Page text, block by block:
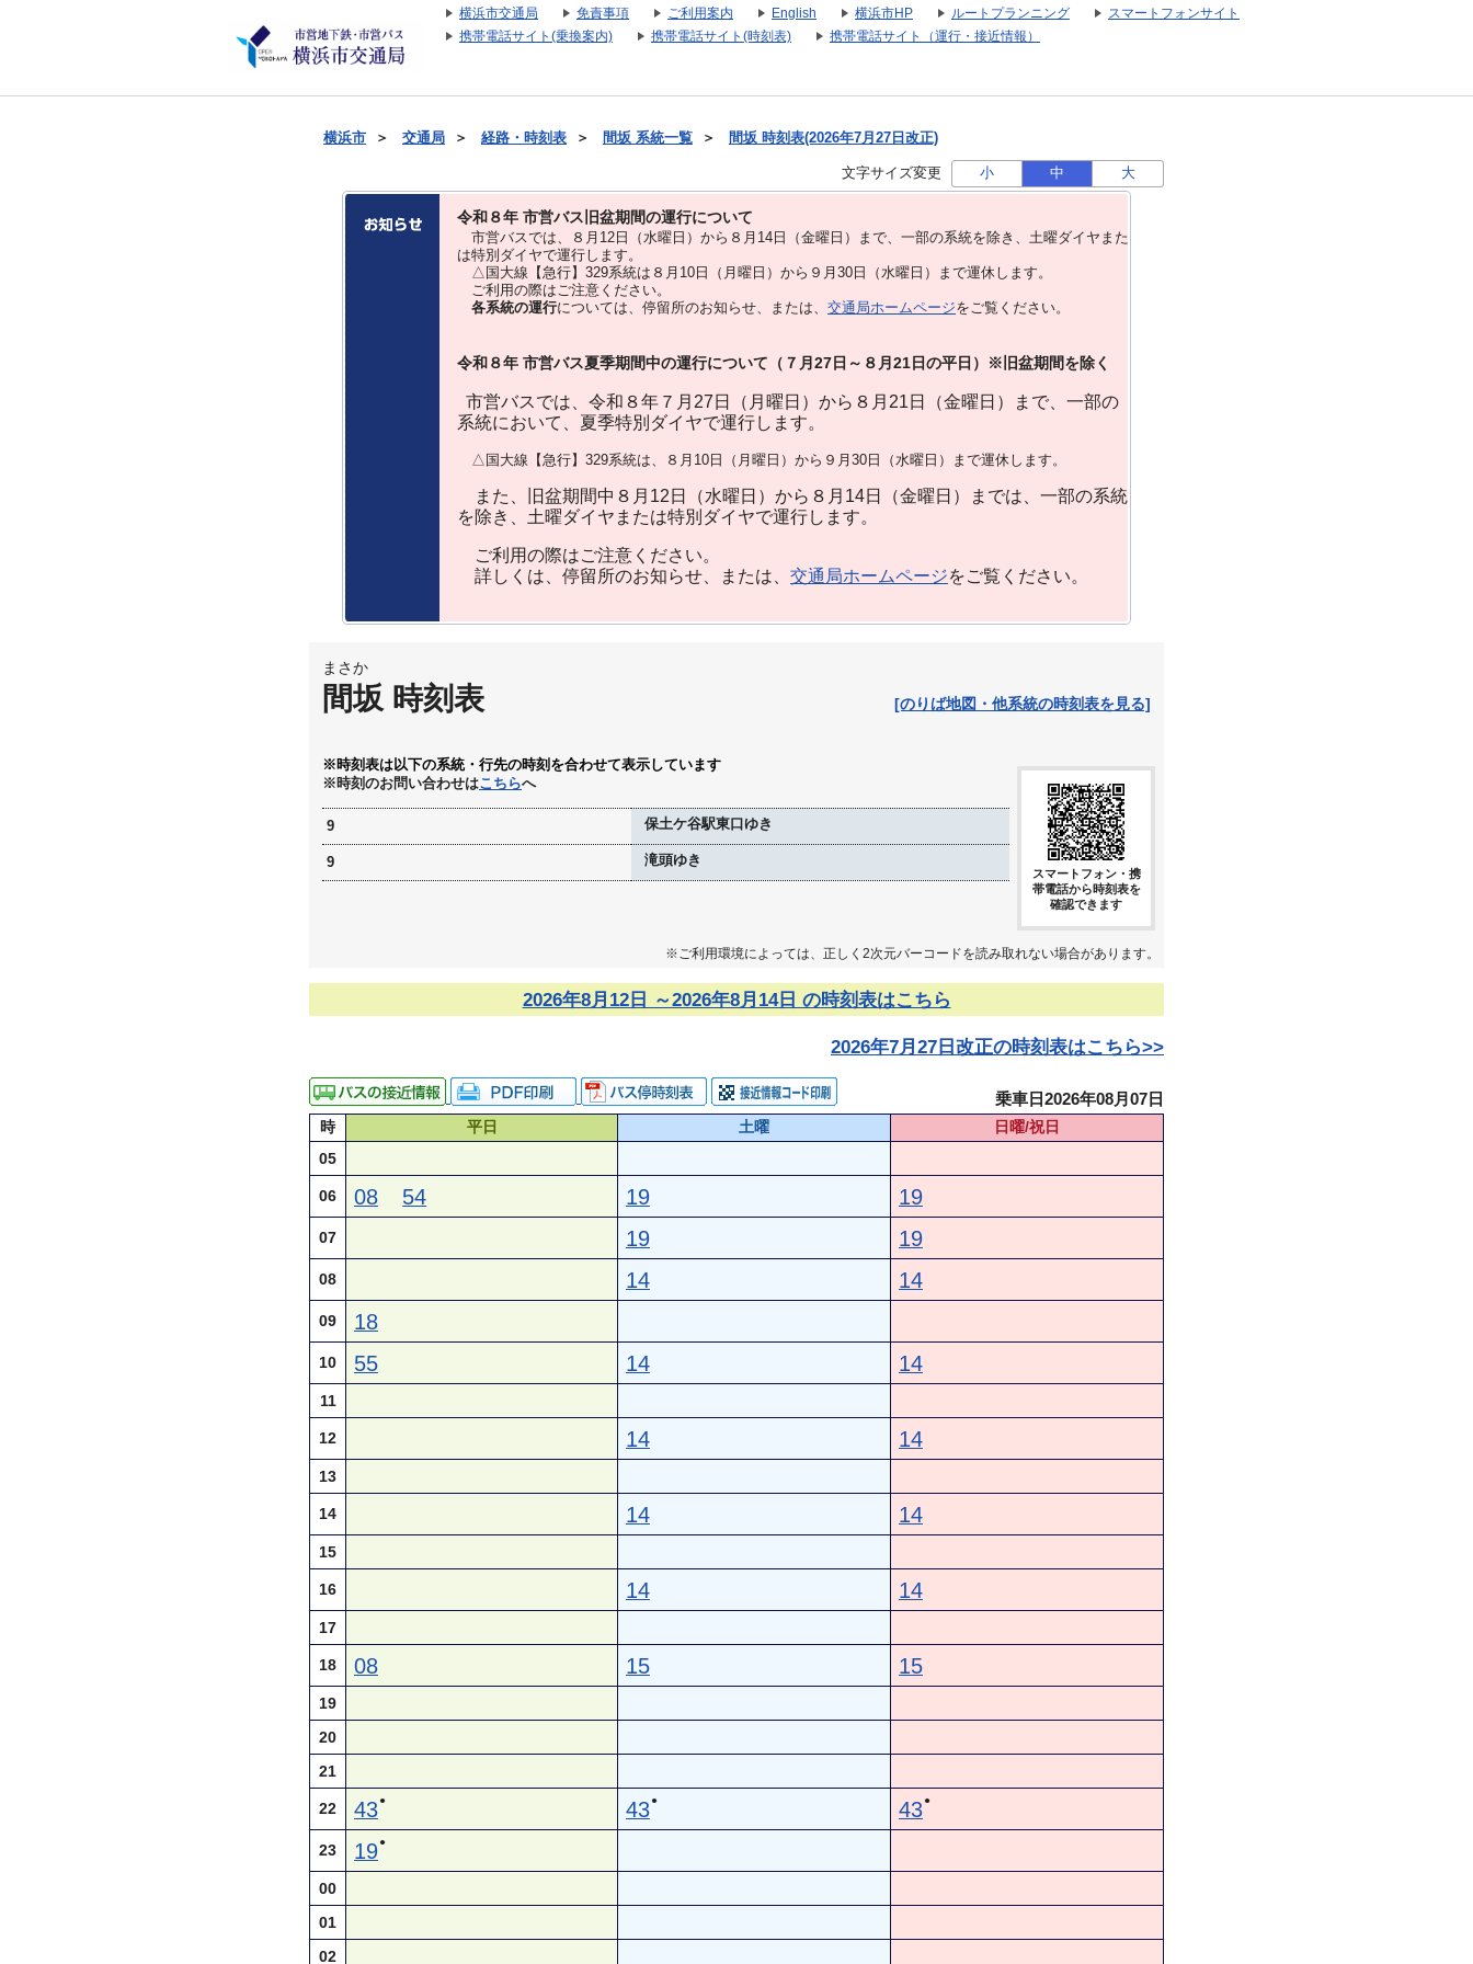
横浜市交通局 免責事項 ご利用案内 English 横浜市HP ルートプランニング
スマートフォンサイト
携帯電話サイト(乗換案内)
携帯電話サイト(時刻表) 携帯電話サイト（運行・接近情報）
横浜市 ＞ 交通局 ＞ 経路・時刻表 ＞ 間坂 系統一覧 ＞ 間坂 時刻表(2026年7月27日改正)
文字サイズ変更 小 中 大
令和８年 市営バス旧盆期間の運行について
市営バスでは、８⽉12⽇（水曜日）から８⽉14⽇（金曜日）まで、⼀部の系統を除き、⼟曜ダイヤまた
は特別ダイヤで運⾏します。
△国大線【急行】329系統は８月10日（月曜日）から９月30日（水曜日）まで運休します。
ご利用の際はご注意ください。
各系統の運行については、停留所のお知らせ、または、 交通局ホームページをご覧ください。
令和８年 市営バス夏季期間中の運行について（７月27日～８月21日の平日）※旧盆期間を除く
市営バスでは、令和８年７月27日（月曜日）から８月21日（金曜日）まで、一部の
系統において、夏季特別ダイヤで運行します。
△国大線【急行】329系統は、８月10日（月曜日）から９月30日（水曜日）まで運休します。
また、旧盆期間中８月12日（水曜日）から８月14日（金曜日）までは、一部の系統
を除き、土曜ダイヤまたは特別ダイヤで運行します。
ご利用の際はご注意ください。
詳しくは、停留所のお知らせ、または、 交通局ホームページをご覧ください。
まさか
間坂 時刻表 [のりば地図・他系統の時刻表を見る]
※時刻表は以下の系統・行先の時刻を合わせて表示しています
※時刻のお問い合わせはこちらへ
9 保土ケ谷駅東口ゆき
9 滝頭ゆき
スマートフォン・携
帯電話から時刻表を
確認できます
※ご利用環境によっては、正しく2次元バーコードを読み取れない場合があります。
2026年8月12日 ～2026年8月14日 の時刻表はこちら
2026年7月27日改正の時刻表はこちら>>
乗車日2026年08月07日
時 平日 土曜
日曜/祝日
05
06 08 54 19 19
07 19 19
08 14 14
09 18
10 55 14 14
11
12 14 14
13
14 14 14
15
16 14 14
17
18 08 15 15
19
20
21
22 43● 43● 43●
23 19●
00
01
02